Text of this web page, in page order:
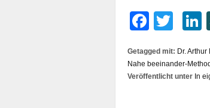
Getagged mit: Dr. Arthur
Nahe beeinander-
Veröffentlicht unter In